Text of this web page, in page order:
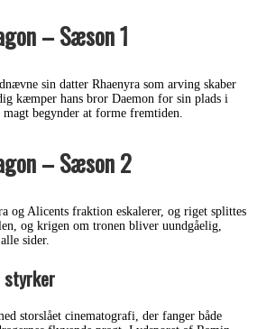
– Sæson 1
sin datter Rhaenyra som arving skaber
kæmper hans bror Daemon for sin plads i
begynder at forme fremtiden.
– Sæson 2
og Alicents fraktion eskalerer, og riget splittes
og krigen om tronen bliver uundgåelig,
sider.
styrker
storslået cinematografi, der fanger både